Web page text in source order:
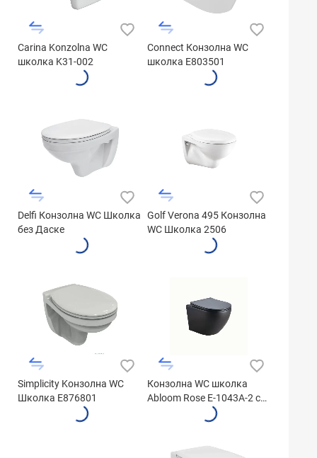
Carina Konzolna WC
школка K31-002
Connect Конзолна WC
школка E803501
Delfi Конзолна WC Школка
без Даске
Golf Verona 495 Конзолна
WC Школка 2506
Simplicity Kонзолна WC
Школка E876801
Конзолна WC школка
Abloom Rose E-1043A-2 со